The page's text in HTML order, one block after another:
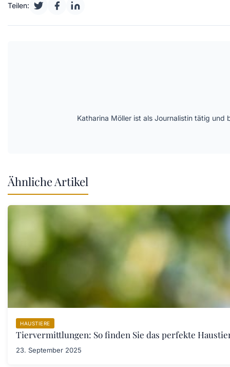
Teilen:
Katharina Möller ist als Journalistin tätig
Ähnliche Artikel
HAUSTIERE
Tiervermittlungen: So finden Sie das perfekte
23. September 2025